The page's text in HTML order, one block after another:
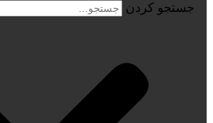
جستجو کردن